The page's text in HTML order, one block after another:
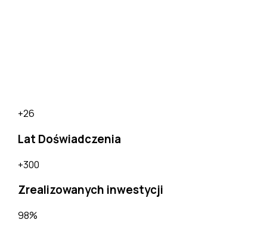
+26
Lat Doświadczenia
+300
Zrealizowanych inwestycji
98%